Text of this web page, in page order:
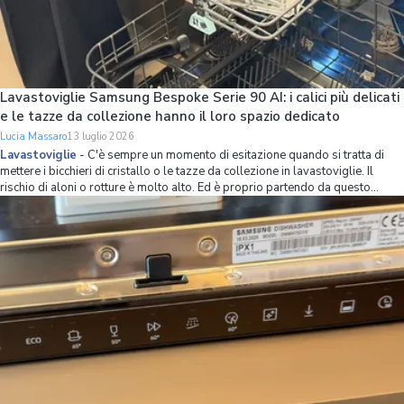
Lavastoviglie Samsung Bespoke Serie 90 AI: i calici più delicati
e le tazze da collezione hanno il loro spazio dedicato
Lucia Massaro13 luglio 2026
Lavastoviglie - C'è sempre un momento di esitazione quando si tratta di
mettere i bicchieri di cristallo o le tazze da collezione in lavastoviglie. Il
rischio di aloni o rotture è molto alto. Ed è proprio partendo da questo
problema che Samsung ha ripensato l’organizzazione dello spazio interno
della lavastov